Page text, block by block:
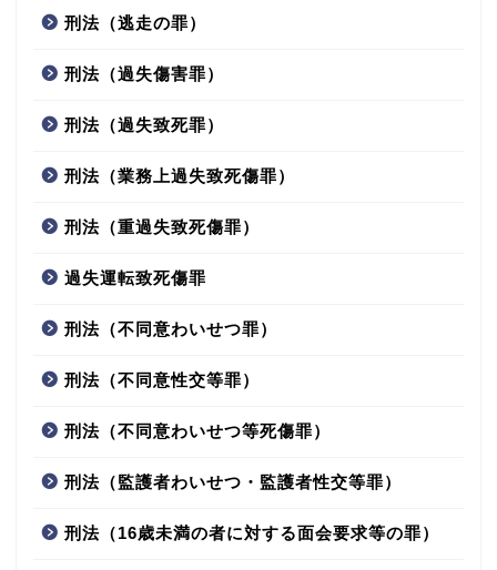
刑法（逃走の罪）
刑法（過失傷害罪）
刑法（過失致死罪）
刑法（業務上過失致死傷罪）
刑法（重過失致死傷罪）
過失運転致死傷罪
刑法（不同意わいせつ罪）
刑法（不同意性交等罪）
刑法（不同意わいせつ等死傷罪）
刑法（監護者わいせつ・監護者性交等罪）
刑法（16歳未満の者に対する面会要求等の罪）